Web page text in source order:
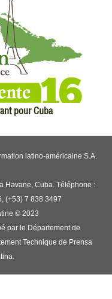
pour Cuba
latino-américaine S.A.
Havane, Cuba. Téléphone :
(+53) 7 838 3497
© 2023
par le Département de
Technique de Prensa